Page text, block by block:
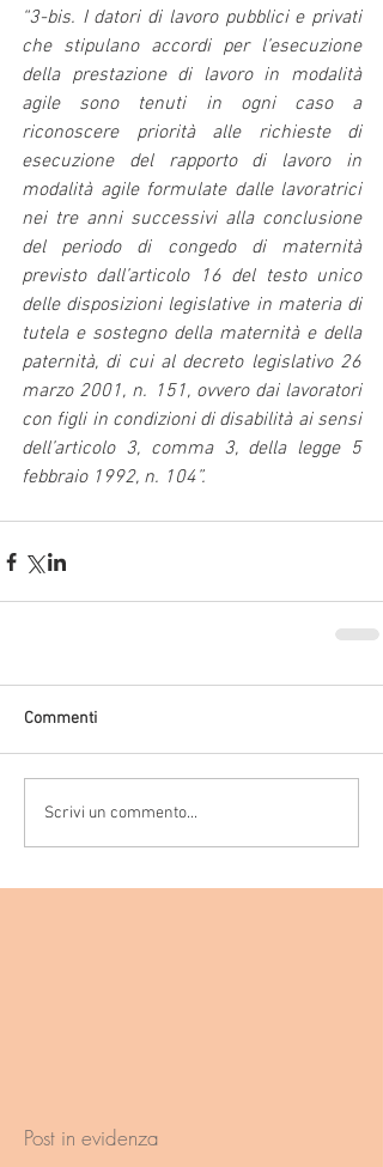
“3-bis. I datori di lavoro pubblici e privati
che stipulano accordi per l’esecuzione
della prestazione di lavoro in modalità
agile sono tenuti in ogni caso a
riconoscere priorità alle richieste di
esecuzione del rapporto di lavoro in
modalità agile formulate dalle lavoratrici
nei tre anni successivi alla conclusione
del periodo di congedo di maternità
previsto dall’articolo 16 del testo unico
delle disposizioni legislative in materia di
tutela e sostegno della maternità e della
paternità, di cui al decreto legislativo 26
marzo 2001, n. 151, ovvero dai lavoratori
con figli in condizioni di disabilità ai sensi
dell’articolo 3, comma 3, della legge 5
febbraio 1992, n. 104”.
Commenti
Scrivi un commento...
Post in evidenza